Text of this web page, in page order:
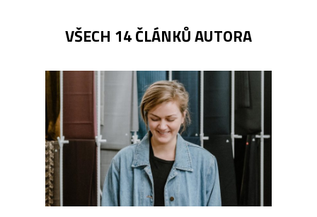
VŠECH 14 ČLÁNKŮ AUTORA